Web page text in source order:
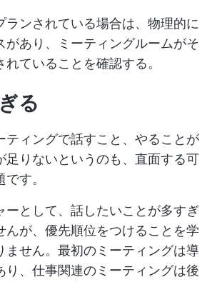
ランされている場合は、物理的に
があり、ミーティングルームがそ
ていることを確認する。
る
ティングで話すこと、やることが
足りないというのも、直面する可
す。
ーとして、話したいことが多すぎ
んが、優先順位をつけることを学
ません。最初のミーティングは導
り、仕事関連のミーティングは後